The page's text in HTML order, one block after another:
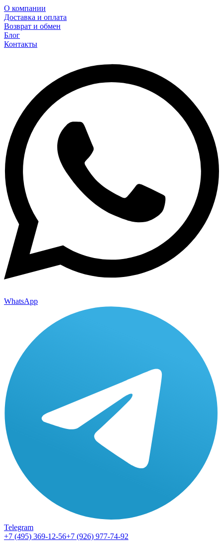
О компании
Доставка и оплата
Возврат и обмен
Блог
Контакты
WhatsApp
Telegram
+7 (495) 369-12-56+7 (926) 977-74-92